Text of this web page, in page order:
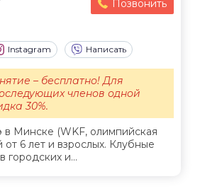
Позвонить
Instagram Написать
в Минске (WKF, олимпийская
от 6 лет и взрослых. Клубные
городских и...
– бесплатно! Для
членов одной
30%.